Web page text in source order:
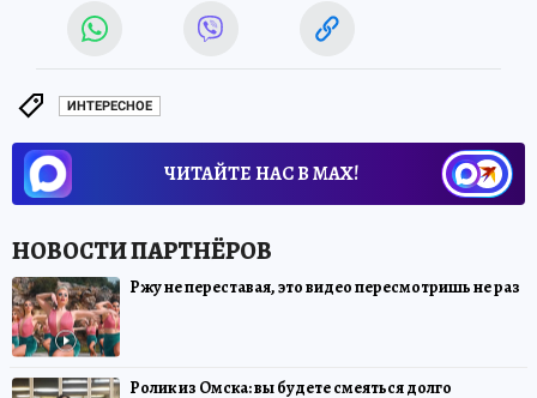
ИНТЕРЕСНОЕ
ЧИТАЙТЕ НАС В МАХ!
Ржу не переставая, это видео пересмотришь не раз
Ролик из Омска: вы будете смеяться долго